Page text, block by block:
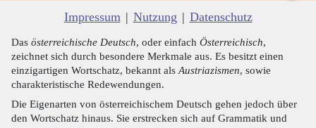
Impressum | Nutzung | Datenschutz
Das österreichische Deutsch, oder einfach Österreichisch,
zeichnet sich durch besondere Merkmale aus. Es besitzt einen
einzigartigen Wortschatz, bekannt als Austriazismen, sowie
charakteristische Redewendungen.
Die Eigenarten von österreichischem Deutsch gehen jedoch über
den Wortschatz hinaus. Sie erstrecken sich auf Grammatik und